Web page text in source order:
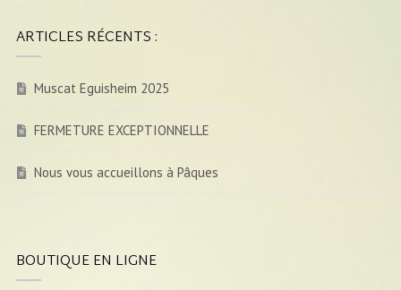
ARTICLES RÉCENTS :
Muscat Eguisheim 2025
FERMETURE EXCEPTIONNELLE
Nous vous accueillons à Pâques
BOUTIQUE EN LIGNE